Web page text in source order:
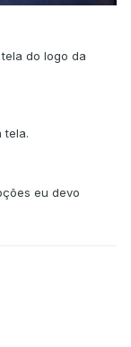
do logo da
tela.
eu devo